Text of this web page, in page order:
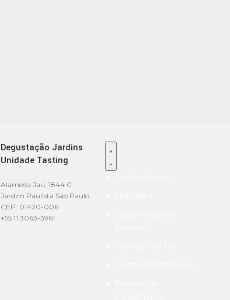
Degustação Jardins
Unidade Tasting
Alameda Jaú, 1844 C
Jardim Paulista São Paulo
CEP: 01420-006
+55 11 3063-3961